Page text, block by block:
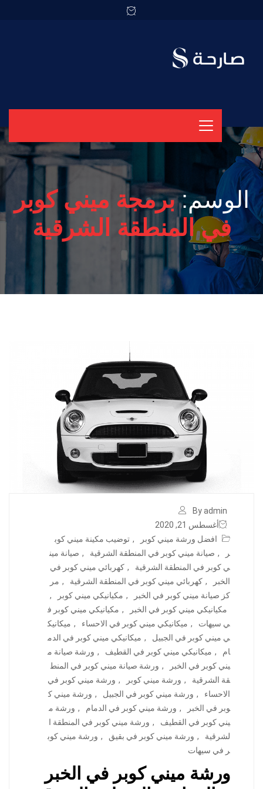
الوسم:برمجة ميني كوبر
في المنطقة الشرقية
By admin
أغسطس 21, 2020
افضل ورشة ميني كوبر
, توضيب مكينة ميني كوب
ر
, صيانة ميني كوبر في المنطقة الشرقية , صيانة مين
ي كوبر في المنطقة الشرقية
, كهربائي ميني كوبر في
الخبر
, كهربائي ميني كوبر في المنطقة الشرقية , مر
كز صيانة ميني كوبر في الخبر
, مكيانيكي ميني كوبر
,
مكيانيكي ميني كوبر في الخبر
, مكيانيكي ميني كوبر ف
ي سيهات
, ميكانيكي ميني كوبر في الاحساء , ميكانيك
ي ميني كوبر في الجبيل
, ميكانيكي ميني كوبر في الدم
ام
, ميكانيكي ميني كوبر في القطيف , ورشة صيانة م
يني كوبر في الخبر
, ورشة صيانة ميني كوبر في المنط
قة الشرقية
, ورشة ميني كوبر , ورشة ميني كوبر في
الاحساء
, ورشة ميني كوبر في الجبيل , ورشة ميني ك
وبر في الخبر
, ورشة ميني كوبر في الدمام , ورشة م
يني كوبر في القطيف
, ورشة ميني كوبر في المنطقة ا
لشرقية
, ورشة ميني كوبر في بقيق , ورشة ميني كوب
ر في سيهات
ورشة ميني كوبر في الخبر